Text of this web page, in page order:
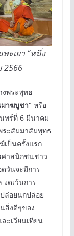
ะเยา “หนึ่ง
2566
พระพุทธ
าฆบูชา”หรือ
ทร์ที่ 6 มีนาคม
ะสัมมาสัมพุทธ
เป็นครั้งแรก
ศาสนิกชนชาว
วันจะมีการ
ดเว้นการ
ล่อยนกปล่อย
สิ่งดีๆของ
ะเวียนเทียน